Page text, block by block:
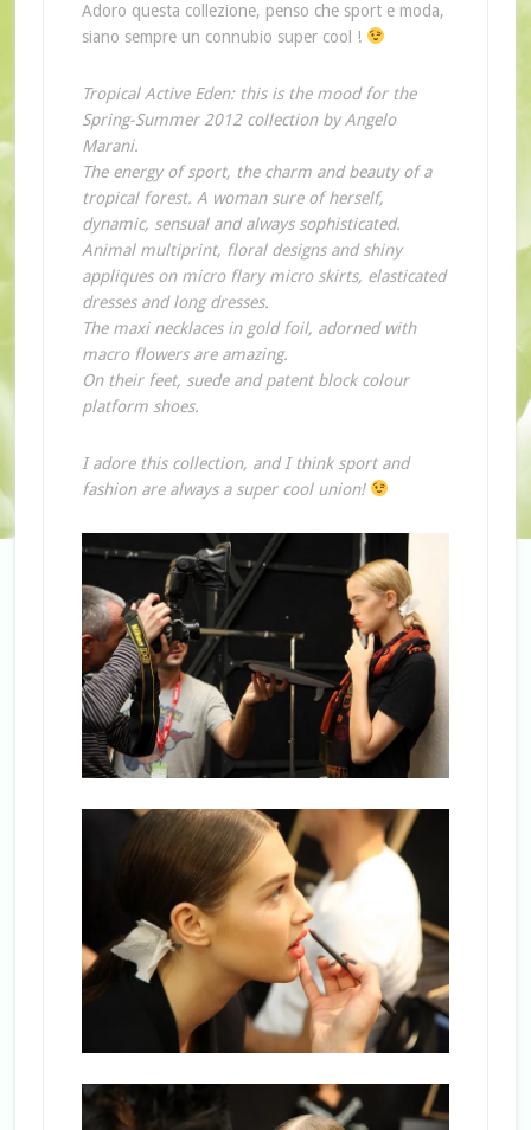
Adoro questa collezione, penso che sport e moda,
siano sempre un connubio super cool !
Tropical Active Eden: this is the mood for the
Spring-Summer 2012 collection by Angelo
Marani.
The energy of sport, the charm and beauty of a
tropical forest. A woman sure of herself,
dynamic, sensual and always sophisticated.
Animal multiprint, floral designs and shiny
appliques on micro flary micro skirts, elasticated
dresses and long dresses.
The maxi necklaces in gold foil, adorned with
macro flowers are amazing.
On their feet, suede and patent block colour
platform shoes.
I adore this collection, and I think sport and
fashion are always a super cool union!